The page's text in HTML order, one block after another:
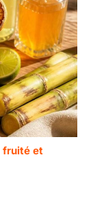
fruité et